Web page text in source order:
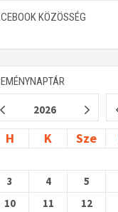
KÖZÖSSÉG
2026
H K Sze
3
4 5
10
11 12